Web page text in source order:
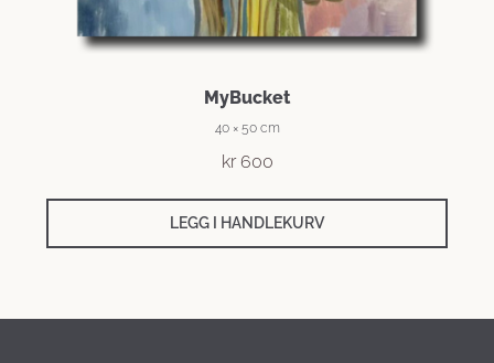
MyBucket
40 × 50 cm
kr600
LEGG I HANDLEKURV